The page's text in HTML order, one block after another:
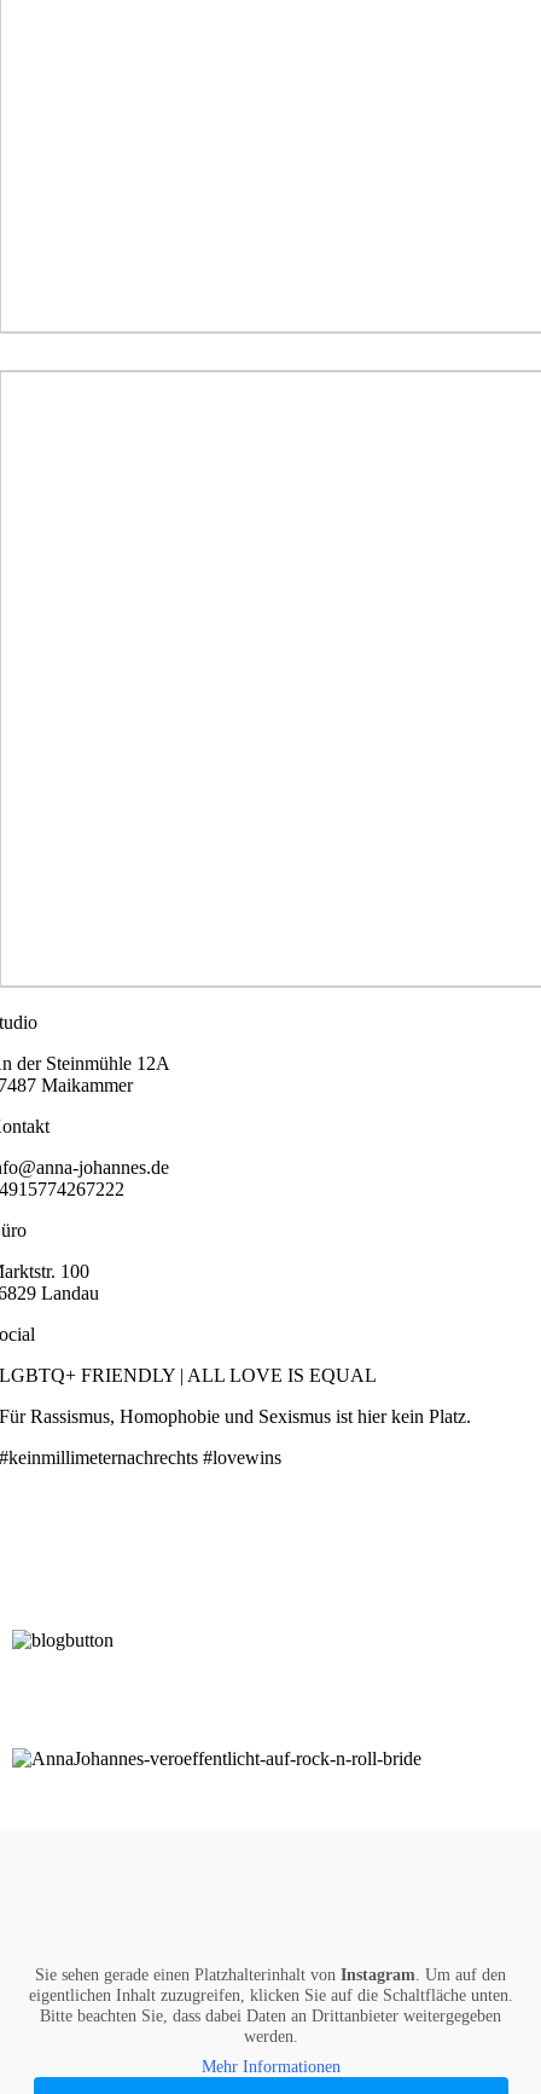
der Steinmühle 12A
Maikammer
johannes.de
100
Landau
LGBTQ+ FRIENDLY | ALL LOVE IS EQUAL
Für Rassismus, Homophobie und Sexismus ist hier kein Platz.
#keinmillimeternachrechts #lovewins
Sie sehen gerade einen Platzhalterinhalt von Instagram. Um auf den
eigentlichen Inhalt zuzugreifen, klicken Sie auf die Schaltfläche unten.
Bitte beachten Sie, dass dabei Daten an Drittanbieter weitergegeben
werden.
Mehr Informationen